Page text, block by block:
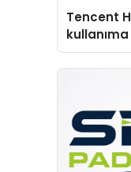
Tencent